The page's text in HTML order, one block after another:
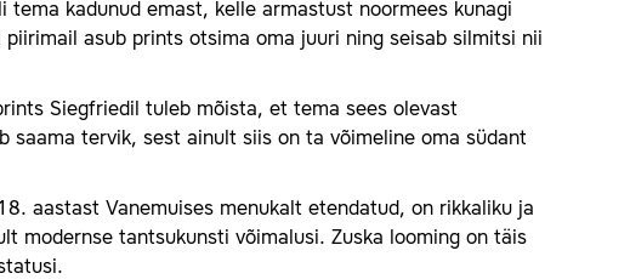
kadunud emast, kelle armastust noormees kunagi
asub prints otsima oma juuri ning seisab silmitsi nii
Siegfriedil tuleb mõista, et tema sees olevast
saama tervik, sest ainult siis on ta võimeline oma südant
aastast Vanemuises menukalt etendatud, on rikkaliku ja
modernse tantsukunsti võimalusi. Zuska looming on täis